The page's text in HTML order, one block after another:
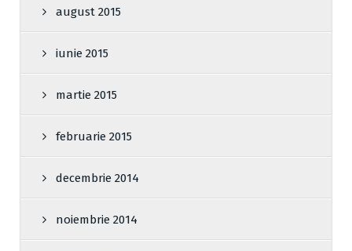
august 2015
iunie 2015
martie 2015
februarie 2015
decembrie 2014
noiembrie 2014